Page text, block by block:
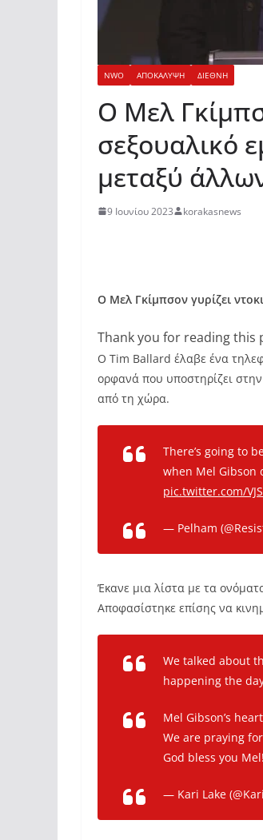
NWO ΑΠΟΚΑΛΥΨΗ ΔΙΕΘΝΗ
Ο Μελ
σεξουαλικό
μεταξύ
9 Ιουνίου 2023 korakasnews
Ο Μελ Γκίμπσον γυρίζει
Thank you for reading
Ο Tim Ballard έλαβε ένα
ορφανά που υποστηρίζει
από τη χώρα.
There’s going to
when Mel Gibson
pic.twitter.com/
— Pelham
Έκανε μια λίστα με τα
Αποφασίστηκε επίσης να
We talked about
happening the
Mel Gibson’s
We are praying
God bless you Mel!
— Kari Lake